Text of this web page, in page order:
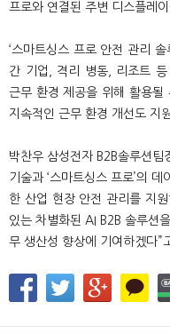
프로와 연결된 주변 디스플레
‘스마트싱스 프로 안전 관리
간 기업, 격리 병동, 리조트
근무 환경 제공을 위해 활용될
지속적인 근무 환경 개선도 지
박찬우 삼성전자 B2B솔루션팀
기술과 ‘스마트싱스 프로’의
한 산업 현장 안전 관리를 지
있는 차별화된 AI B2B 솔루션
무 생산성 향상에 기여하겠다”